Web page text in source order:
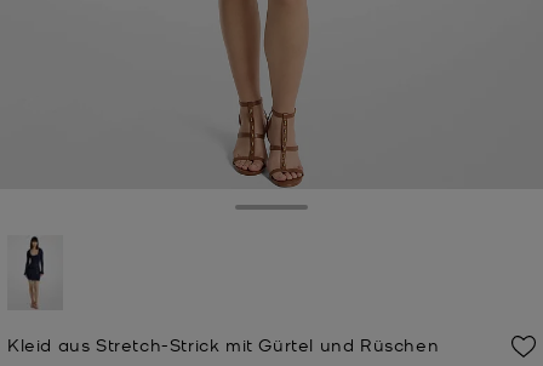
Kleid aus Stretch-Strick mit Gürtel und Rüschen